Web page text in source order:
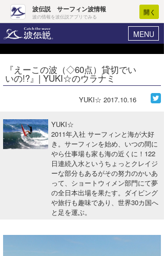
波伝説 サーフィン波情報
波の情報を波伝説アプリでみる
開く
MENU
ヘルプ マイホーム
ログイン
波情報･概況
WAVE HUNTER波予想ツール
サーフィンエリアガイド
『えーこの波（◇60点）貸切でい
いの!?』| YUKI☆のウラナミ
YUKI☆ 2017.10.16
YUKI☆
2011年入社 サーフィンと海が大好
き。サーフィンを始め、いつの間に
やら仕事場も家も海の近くに！122
日連続入水というちょっとクレイジ
ーな部分もあるがその努力のかいあ
って、ショートウィメン部門にて夢
の全日本出場を果たす。ダイビング
や旅行も趣味であり、世界30カ国へ
と足を運ぶ。
Core Surf Japan
アート＆エンタメ
ショップ情報
ショップ情報
湘南